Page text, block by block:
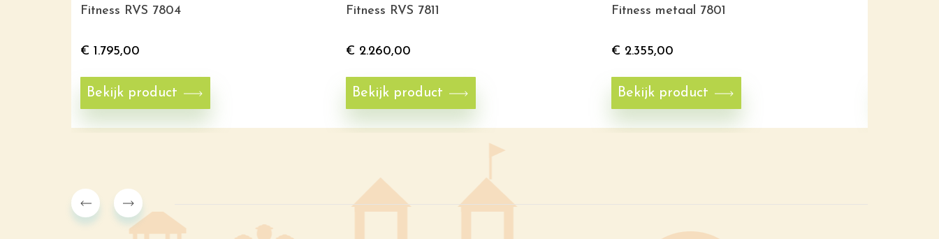
Fitness RVS 7804
€ 1.795,00
Bekijk product
Fitness RVS 7811
€ 2.260,00
Bekijk product
Fitness metaal 7801
€ 2.355,00
Bekijk product